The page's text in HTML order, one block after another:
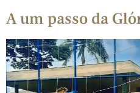
A um passo da